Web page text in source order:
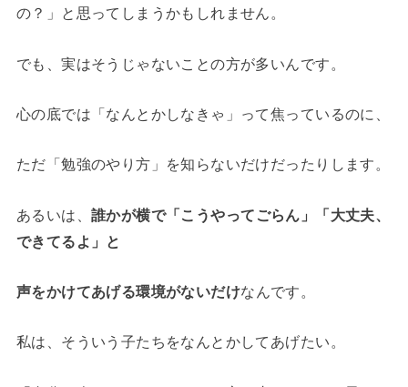
の？」と思ってしまうかもしれません。
でも、実はそうじゃないことの方が多いんです。
心の底では「なんとかしなきゃ」って焦っているのに、
ただ「勉強のやり方」を知らないだけだったりします。
あるいは、 誰かが横で「こうやってごらん」「大丈夫、
できてるよ」と
声をかけてあげる環境がないだけなんです。
私は、そういう子たちをなんとかしてあげたい。